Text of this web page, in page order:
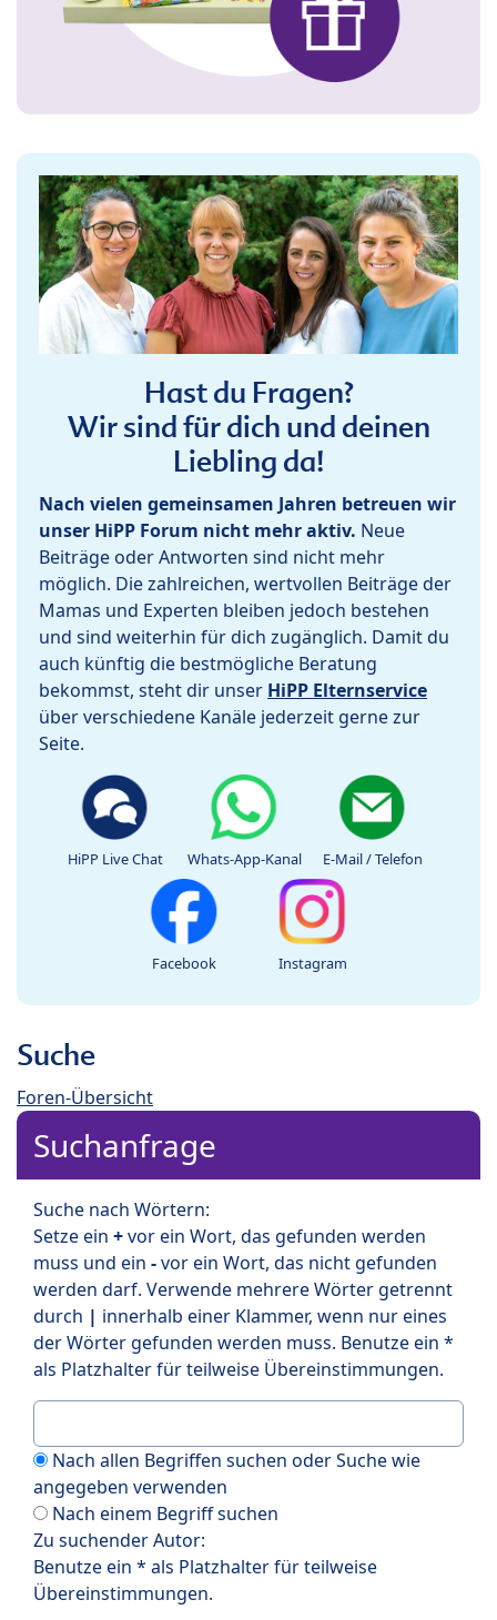
Hast du Fragen?
Wir sind für dich und deinen
Liebling da!
Nach vielen gemeinsamen Jahren betreuen wir
unser HiPP Forum nicht mehr aktiv. Neue
Beiträge oder Antworten sind nicht mehr
möglich. Die zahlreichen, wertvollen Beiträge der
Mamas und Experten bleiben jedoch bestehen
und sind weiterhin für dich zugänglich. Damit du
auch künftig die bestmögliche Beratung
bekommst, steht dir unser HiPP Elternservice
über verschiedene Kanäle jederzeit gerne zur
Seite.
HiPP Live Chat Whats-App-Kanal E-Mail / Telefon
Facebook Instagram
Suche
Foren-Übersicht
Suchanfrage
Suche nach Wörtern:
Setze ein +vor ein Wort, das gefunden werden
muss und ein -vor ein Wort, das nicht gefunden
werden darf. Verwende mehrere Wörter getrennt
durch | innerhalb einer Klammer, wenn nur eines
der Wörter gefunden werden muss. Benutze ein *
als Platzhalter für teilweise Übereinstimmungen.
Nach allen Begriffen suchen oder Suche wie
angegeben verwenden
Nach einem Begriff suchen
Zu suchender Autor:
Benutze ein * als Platzhalter für teilweise
Übereinstimmungen.